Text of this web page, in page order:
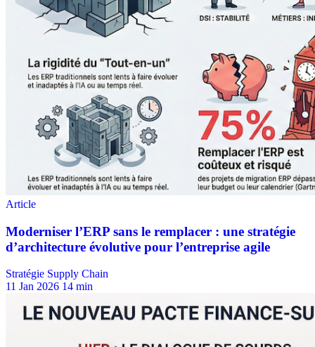
Stratégie Supply Chain
11 Jan 2026 14 min